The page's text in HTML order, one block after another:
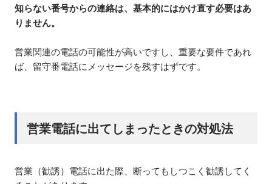
知らない番号からの連絡は、基本的にはかけ直す必要はあ
りません。
営業関連の電話の可能性が高いですし、重要な要件であれ
ば、留守番電話にメッセージを残すはずです。
営業電話に出てしまったときの対処法
営業（勧誘）電話に出た際、断ってもしつこく勧誘してく